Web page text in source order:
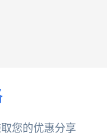
您的优惠分享